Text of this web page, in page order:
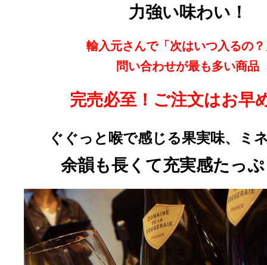
力強い味わい！
輸入元さんで「次はいつ入るの
問い合わせが最も多い商品
完売必至！ご注文はお早
ぐぐっと喉で感じる果実味、ミ
余韻も長くて充実感たっ